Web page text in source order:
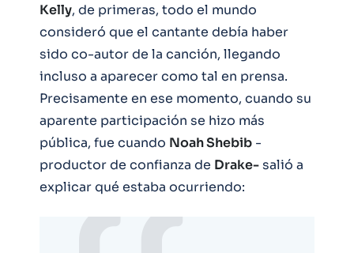
Kelly, de primeras, todo el mundo
consideró que el cantante debía haber
sido co-autor de la canción, llegando
incluso a aparecer como tal en prensa.
Precisamente en ese momento, cuando su
aparente participación se hizo más
pública, fue cuando Noah Shebib -
productor de confianza de Drake-salió a
explicar qué estaba ocurriendo: